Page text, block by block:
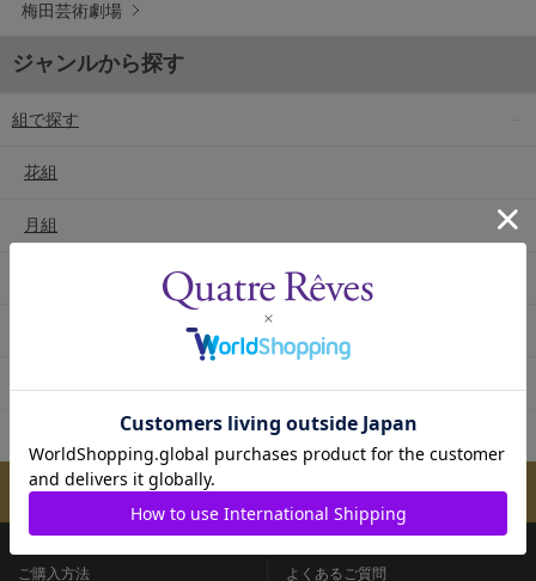
梅田芸術劇場
ジャンルから探す
組で探す
花組
月組
メールマガジンのご案内
ご購入方法
よくあるご質問